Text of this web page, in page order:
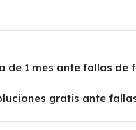
de 1 mes ante fallas de
gratis ante